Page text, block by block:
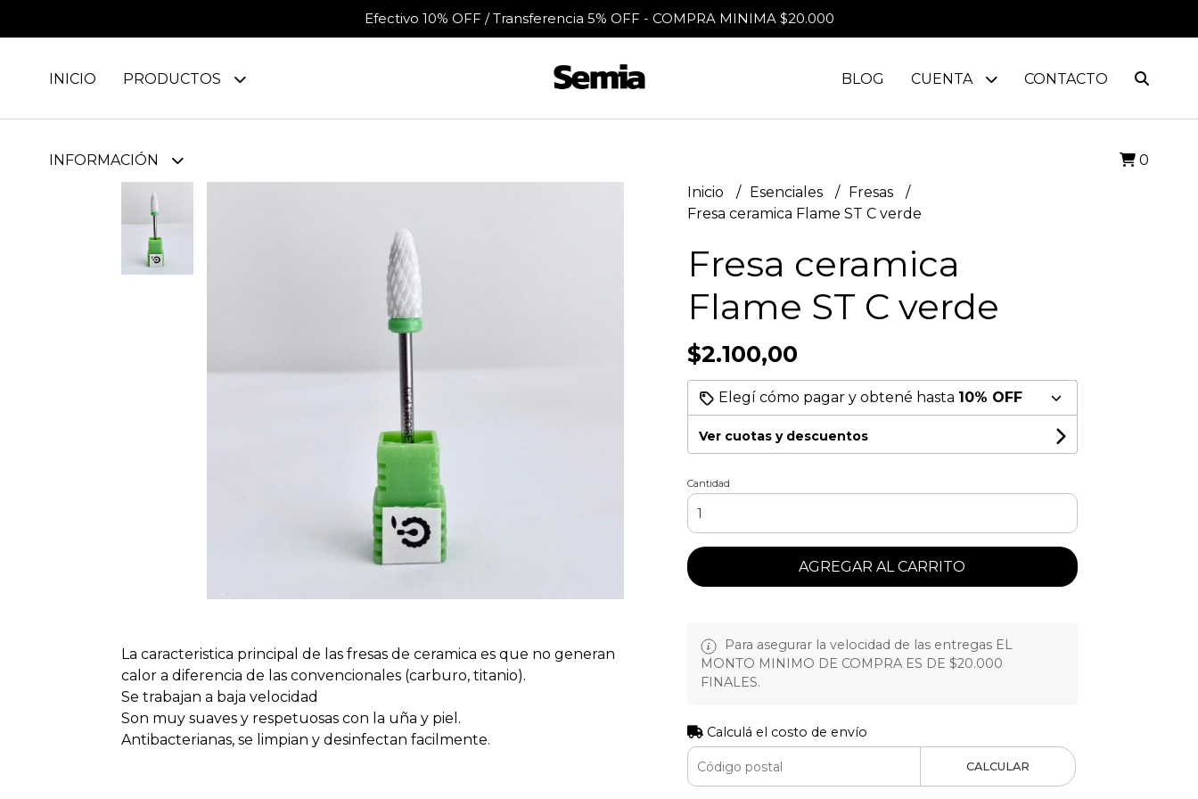
Efectivo 10% OFF / Transferencia 5% OFF - COMPRA MINIMA $20.000
INICIO PRODUCTOS
INFORMACIÓN
BLOG CUENTA CONTACTO
0
La caracteristica principal de las fresas de ceramica es que no generan
calor a diferencia de las convencionales (carburo, titanio).
Se trabajan a baja velocidad
Son muy suaves y respetuosas con la uña y piel.
Antibacterianas, se limpian y desinfectan facilmente.
Inicio Esenciales
Fresas
Fresa ceramica Flame ST C verde
Fresa ceramica
Flame ST C verde
$2.100,00
Elegí cómo pagar y obtené hasta 10% OFF
Ver cuotas y descuentos
Cantidad
AGREGAR AL CARRITO
Para asegurar la velocidad de las entregas EL
MONTO MINIMO DE COMPRA ES DE $20.000
FINALES.
Calculá el costo de envío
CALCULAR